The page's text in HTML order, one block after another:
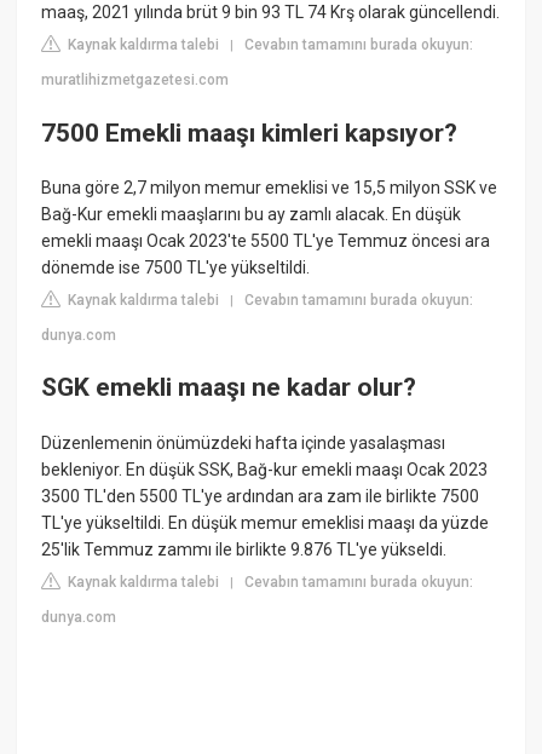
maaş, 2021 yılında brüt 9 bin 93 TL 74 Krş olarak güncellendi.
Kaynak kaldırma talebi |Cevabın tamamını burada okuyun:
muratlihizmetgazetesi.com
7500 Emekli maaşı kimleri kapsıyor?
Buna göre 2,7 milyon memur emeklisi ve 15,5 milyon SSK ve
Bağ-Kur emekli maaşlarını bu ay zamlı alacak. En düşük
emekli maaşı Ocak 2023'te 5500 TL'ye Temmuz öncesi ara
dönemde ise 7500 TL'ye yükseltildi.
Kaynak kaldırma talebi |Cevabın tamamını burada okuyun:
dunya.com
SGK emekli maaşı ne kadar olur?
Düzenlemenin önümüzdeki hafta içinde yasalaşması
bekleniyor. En düşük SSK, Bağ-kur emekli maaşı Ocak 2023
3500 TL'den 5500 TL'ye ardından ara zam ile birlikte 7500
TL'ye yükseltildi. En düşük memur emeklisi maaşı da yüzde
25'lik Temmuz zammı ile birlikte 9.876 TL'ye yükseldi.
Kaynak kaldırma talebi |Cevabın tamamını burada okuyun:
dunya.com